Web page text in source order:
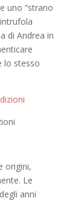
uno “strano
di Andrea in
lo stesso
origini,
Le
anni